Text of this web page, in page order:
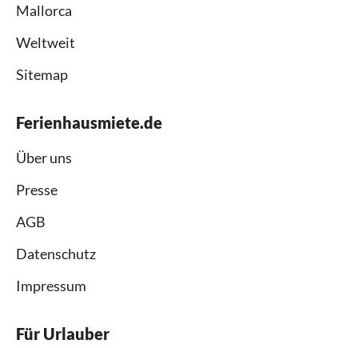
Mallorca
Weltweit
Sitemap
Ferienhausmiete.de
Über uns
Presse
AGB
Datenschutz
Impressum
Für Urlauber